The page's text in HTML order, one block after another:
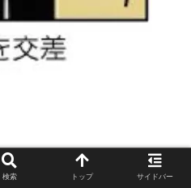
検索 トップ サイドバー